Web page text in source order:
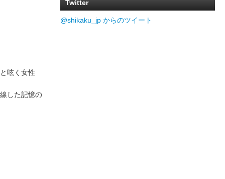
呟く女性
した記憶の
Twitter
@shikaku_jp からのツイート